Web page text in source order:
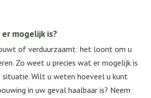
mogelijk is?
of verduurzaamt: het loont om u
Zo weet u precies wat er mogelijk is
situatie. Wilt u weten hoeveel u kunt
in uw geval haalbaar is? Neem